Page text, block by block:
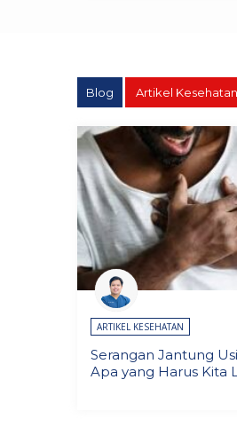
Blog Artikel Kesehatan
ARTIKEL KESEHATAN
Serangan Jantung
Apa yang Harus Kita